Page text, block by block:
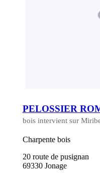
PELOSSIER
bois intervient sur
Charpente bois
20 route de pusignan
69330 Jonage